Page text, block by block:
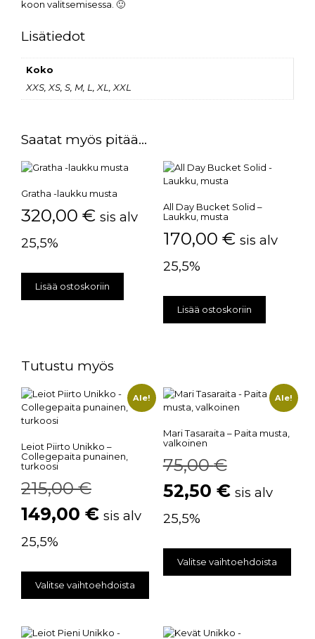
koon valitsemisessa. 🙂
Lisätiedot
Koko
XXS, XS, S, M, L, XL, XXL
Saatat myös pitää...
Gratha -laukku musta
320,00 € sis alv
25,5%
Lisää ostoskoriin
All Day Bucket Solid –
Laukku, musta
170,00 € sis alv
25,5%
Lisää ostoskoriin
Tutustu myös
Ale!
Leiot Piirto Unikko –
Collegepaita punainen,
turkoosi
215,00€
149,00 € sis alv
25,5%
Valitse vaihtoehdoista
Ale!
Mari Tasaraita – Paita musta,
valkoinen
75,00€
52,50 € sis alv
25,5%
Valitse vaihtoehdoista